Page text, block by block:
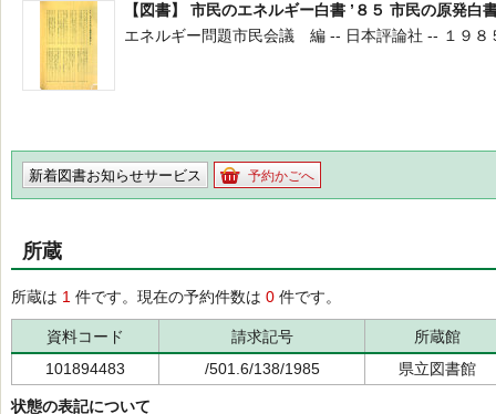
【図書】 市民のエネルギー白書 ’８５ 市民の原発白
エネルギー問題市民会議 編 -- 日本評論社 -- １９８
新着図書お知らせサービス 予約かごへ
所蔵
所蔵は 1 件です。現在の予約件数は 0 件です。
資料コード 請求記号
所蔵館
101894483
/501.6/138/1985 県立図書館
状態の表記について